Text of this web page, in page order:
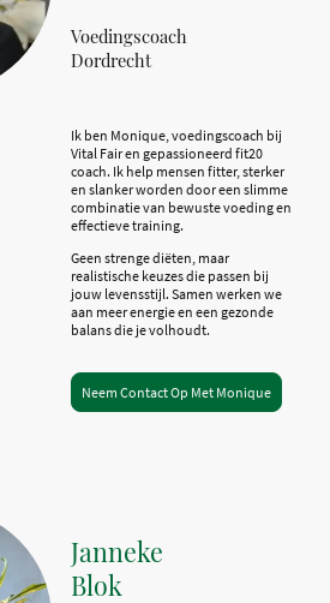
Voedingscoach
Dordrecht
Ik ben Monique, voedingscoach bij
Vital Fair en gepassioneerd fit20
coach. Ik help mensen fitter, sterker
en slanker worden door een slimme
combinatie van bewuste voeding en
effectieve training.
Geen strenge diëten, maar
realistische keuzes die passen bij
jouw levensstijl. Samen werken we
aan meer energie en een gezonde
balans die je volhoudt.
Neem Contact Op Met Monique
Janneke
Blok